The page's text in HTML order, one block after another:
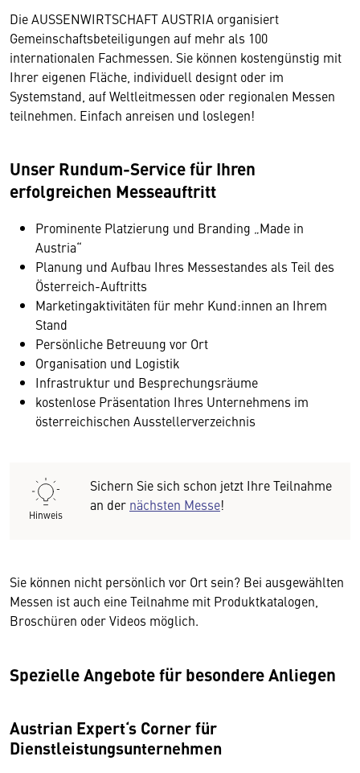
Die AUSSENWIRTSCHAFT AUSTRIA organisiert
Gemeinschaftsbeteiligungen auf mehr als 100
internationalen Fachmessen. Sie können kostengünstig mit
Ihrer eigenen Fläche, individuell designt oder im
Systemstand, auf Weltleitmessen oder regionalen Messen
teilnehmen. Einfach anreisen und loslegen!
Unser Rundum-Service für Ihren
erfolgreichen Messeauftritt
Prominente Platzierung und Branding „Made in
Austria“
Planung und Aufbau Ihres Messestandes als Teil des
Österreich-Auftritts
Marketingaktivitäten für mehr Kund:innen an Ihrem
Stand
Persönliche Betreuung vor Ort
Organisation und Logistik
Infrastruktur und Besprechungsräume
kostenlose Präsentation Ihres Unternehmens im
österreichischen Ausstellerverzeichnis
Hinweis
Sichern Sie sich schon jetzt Ihre Teilnahme
an der nächsten Messe!
Sie können nicht persönlich vor Ort sein? Bei ausgewählten
Messen ist auch eine Teilnahme mit Produktkatalogen,
Broschüren oder Videos möglich.
Spezielle Angebote für besondere Anliegen
Austrian Expert‘s Corner für
Dienstleistungsunternehmen